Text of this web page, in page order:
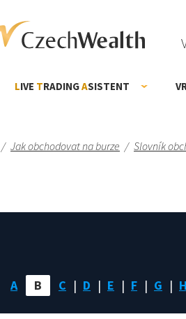
LIVE TRADINGASISTENT
/ Jak obchodovat na burze / Slovník
A B C D E F G H